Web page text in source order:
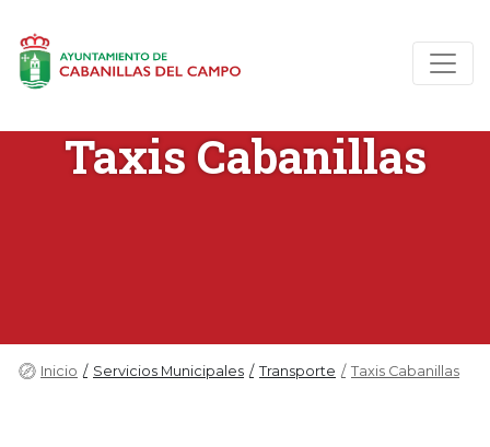
Taxis Cabanillas
Inicio Servicios Municipales Transporte Taxis Cabanillas